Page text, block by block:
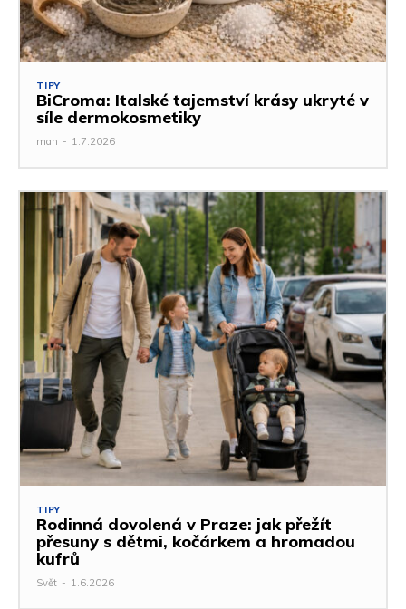
TIPY
BiCroma: Italské tajemství krásy ukryté v
síle dermokosmetiky
man - 1.7.2026
TIPY
Rodinná dovolená v Praze: jak přežít
přesuny s dětmi, kočárkem a hromadou
kufrů
Svět - 1.6.2026